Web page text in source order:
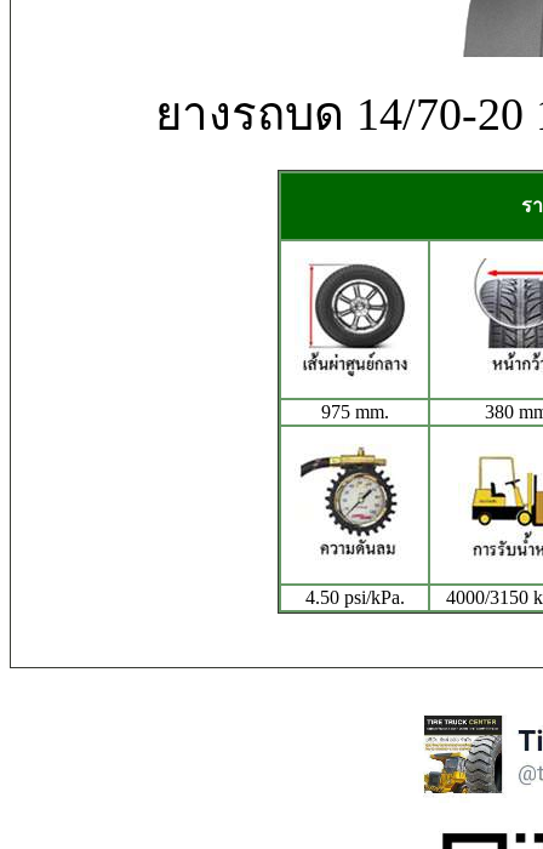
ยางรถบด 14/70-20
ร
975 mm. 380
4.50 psi/kPa. 4000/3150